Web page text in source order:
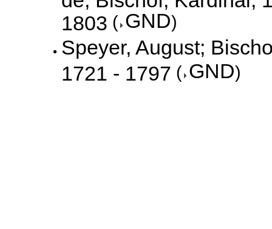
1803 ( GND)
Speyer, August;
1721 - 1797 ( GND)